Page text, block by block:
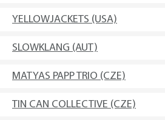
YELLOWJACKETS (USA)
SLOWKLANG (AUT)
MATYAS PAPP TRIO (CZE)
TIN CAN COLLECTIVE (CZE)